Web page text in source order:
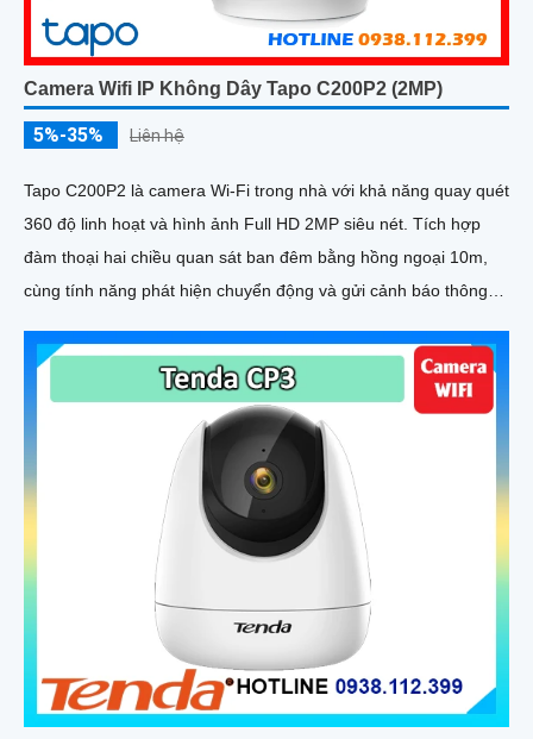
Camera Wifi IP Không Dây Tapo C200P2 (2MP)
5%-35% Liên hệ
Tapo C200P2 là camera Wi-Fi trong nhà với khả năng quay quét
360 độ linh hoạt và hình ảnh Full HD 2MP siêu nét. Tích hợp
đàm thoại hai chiều quan sát ban đêm bằng hồng ngoại 10m,
cùng tính năng phát hiện chuyển động và gửi cảnh báo thông